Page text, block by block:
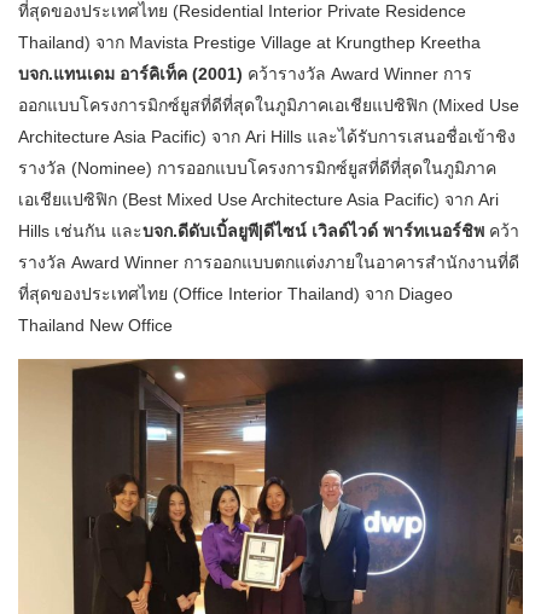
ที่สุดของประเทศไทย (Residential Interior Private Residence
Thailand) จาก Mavista Prestige Village at Krungthep Kreetha
บจก.แทนเดม อาร์คิเท็ค (2001) คว้ารางวัล Award Winner การ
ออกแบบโครงการมิกซ์ยูสที่ดีที่สุดในภูมิภาคเอเชียแปซิฟิก (Mixed Use
Architecture Asia Pacific) จาก Ari Hills และได้รับการเสนอชื่อเข้าชิง
รางวัล (Nominee) การออกแบบโครงการมิกซ์ยูสที่ดีที่สุดในภูมิภาค
เอเชียแปซิฟิก (Best Mixed Use Architecture Asia Pacific) จาก Ari
Hills เช่นกัน และบจก.ดีดับเบิ้ลยูพี|ดีไซน์ เวิลด์ไวด์ พาร์ทเนอร์ชิพ คว้า
รางวัล Award Winner การออกแบบตกแต่งภายในอาคารสำนักงานที่ดี
ที่สุดของประเทศไทย (Office Interior Thailand) จาก Diageo
Thailand New Office